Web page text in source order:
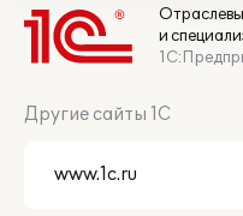
и
Другие сайты 1С